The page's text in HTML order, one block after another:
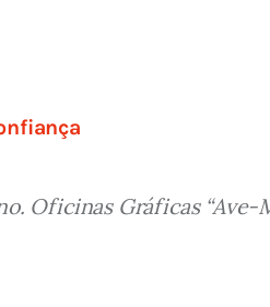
Oficinas Gráficas “Ave-